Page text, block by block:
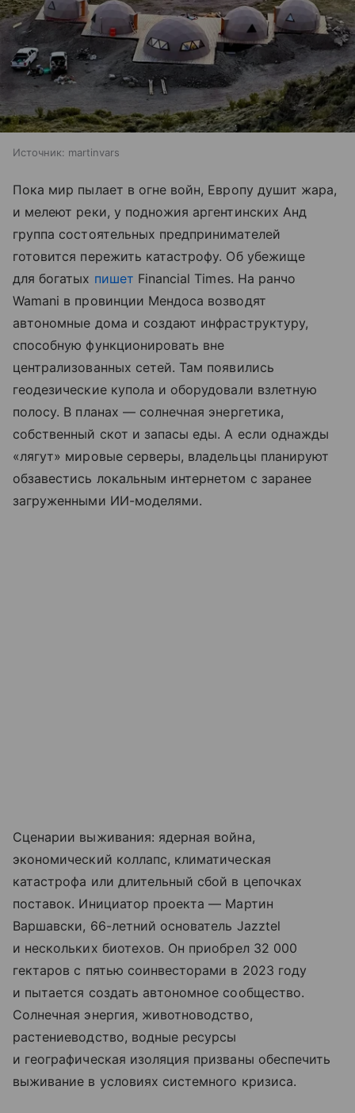
Источник: martinvars
Пока мир пылает в огне войн, Европу душит жара,
и мелеют реки, у подножия аргентинских Анд
группа состоятельных предпринимателей
готовится пережить катастрофу. Об убежище
для богатых пишет Financial Times. На ранчо
Wamani в провинции Мендоса возводят
автономные дома и создают инфраструктуру,
способную функционировать вне
централизованных сетей. Там появились
геодезические купола и оборудовали взлетную
полосу. В планах — солнечная энергетика,
собственный скот и запасы еды. А если однажды
«лягут» мировые серверы, владельцы планируют
обзавестись локальным интернетом с заранее
загруженными ИИ-моделями.
Сценарии выживания: ядерная война,
экономический коллапс, климатическая
катастрофа или длительный сбой в цепочках
поставок. Инициатор проекта — Мартин
Варшавски, 66-летний основатель Jazztel
и нескольких биотехов. Он приобрел 32 000
гектаров с пятью соинвесторами в 2023 году
и пытается создать автономное сообщество.
Солнечная энергия, животноводство,
растениеводство, водные ресурсы
и географическая изоляция призваны обеспечить
выживание в условиях системного кризиса.